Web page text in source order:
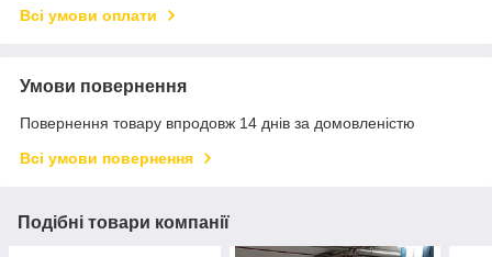
Всі умови оплати
Умови повернення
Повернення товару впродовж 14 днів за домовленістю
Всі умови повернення
Подібні товари компанії